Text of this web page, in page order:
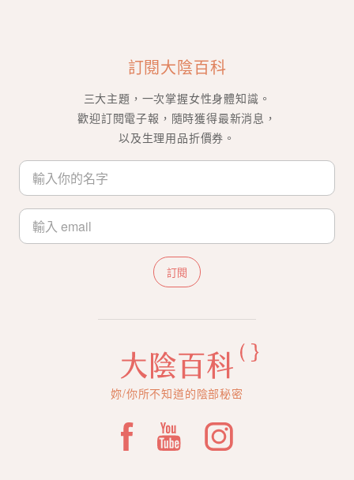
訂閱大陰百科
三大主題，一次掌握女性身體知識。
歡迎訂閱電子報，隨時獲得最新消息，
以及生理用品折價券。
訂閱
妳/你所不知道的陰部秘密